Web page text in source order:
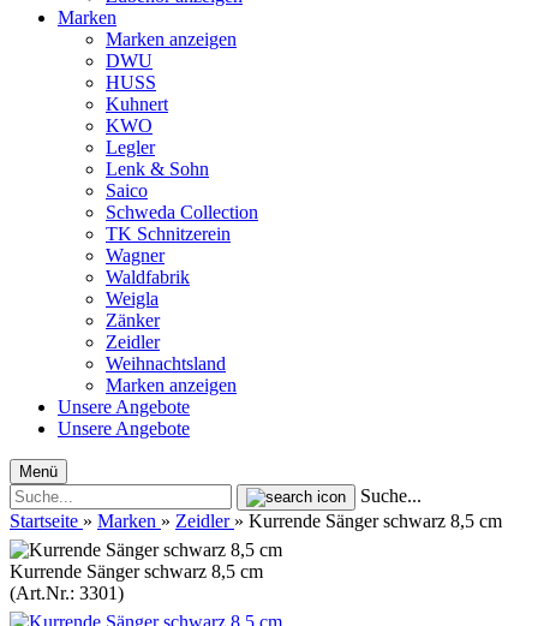
Marken
Marken anzeigen
DWU
HUSS
Kuhnert
KWO
Legler
Lenk & Sohn
Saico
Schweda Collection
TK Schnitzerein
Wagner
Waldfabrik
Weigla
Zänker
Zeidler
Weihnachtsland
Marken anzeigen
Unsere Angebote
Unsere Angebote
Menü
Suche...
Startseite » Marken » Zeidler » Kurrende Sänger schwarz 8,5 cm
Kurrende Sänger schwarz 8,5 cm
(Art.Nr.: 3301)